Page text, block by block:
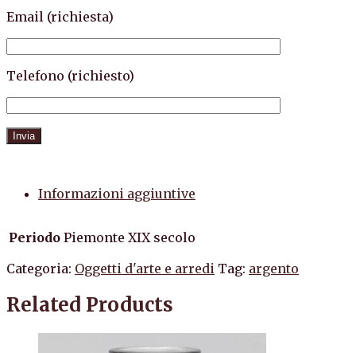
Email (richiesta)
Telefono (richiesto)
Informazioni aggiuntive
Periodo Piemonte XIX secolo
Categoria: Oggetti d'arte e arredi Tag: argento
Related Products